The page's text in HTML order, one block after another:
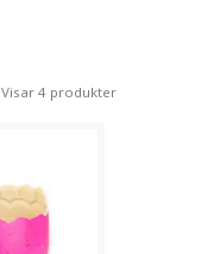
Visar 4 produkter